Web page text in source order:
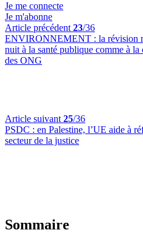
Je me connecte
Je m'abonne
Article précédent 23/36
ENVIRONNEMENT : la révision
nuit à la santé publique comme à
des ONG
Article suivant 25/36
PSDC : en Palestine, l’UE aide à
secteur de la justice
Sommaire